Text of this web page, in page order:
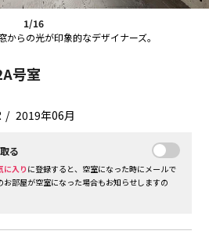
1/16
からの光が印象的なデザイナーズ。
号室
2019年06月
る
入り に登録すると、空室になった時にメールで
お部屋が空室になった場合もお知らせしますの